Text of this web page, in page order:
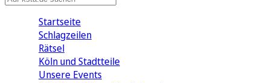
Startseite
Schlagzeilen
Rätsel
Köln und Stadtteile
Unsere Events